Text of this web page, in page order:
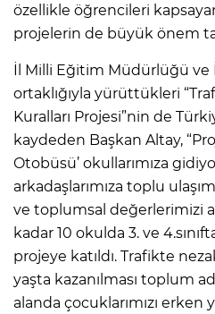
özellikle öğrencileri
projelerin de büyük önem
İl Milli Eğitim Müdürlüğü
ortaklığıyla yürüttükleri
Kuralları Projesi”nin de
kaydeden Başkan Altay,
Otobüsü’ okullarımıza
arkadaşlarımıza toplu
ve toplumsal değerlerimizi
kadar 10 okulda 3. ve
projeye katıldı. Trafikte
yaşta kazanılması toplum
alanda çocuklarımızı